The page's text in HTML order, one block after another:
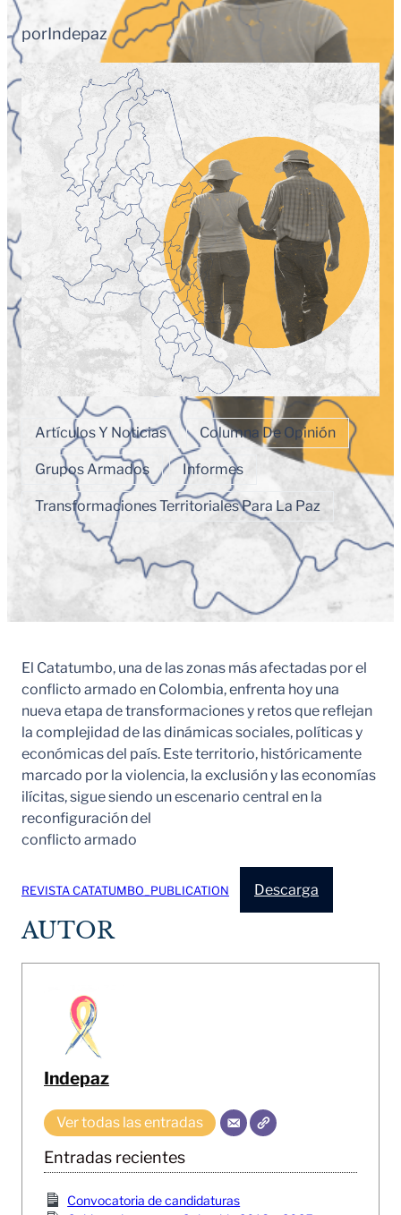
porIndepaz
Artículos Y Noticias Columna De Opinión
Grupos Armados Informes
Transformaciones Territoriales Para La Paz
El Catatumbo, una de las zonas más afectadas por el
conflicto armado en Colombia, enfrenta hoy una
nueva etapa de transformaciones y retos que reflejan
la complejidad de las dinámicas sociales, políticas y
económicas del país. Este territorio, históricamente
marcado por la violencia, la exclusión y las economías
ilícitas, sigue siendo un escenario central en la
reconfiguración del
conflicto armado
REVISTA CATATUMBO_PUBLICATION Descarga
AUTOR
Indepaz
Ver todas las entradas
Entradas recientes
Convocatoria de candidaturas